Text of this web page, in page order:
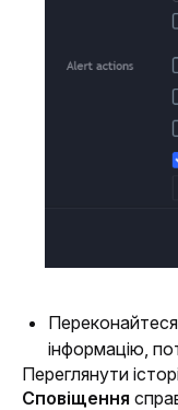
інформацію,
Сповіщення